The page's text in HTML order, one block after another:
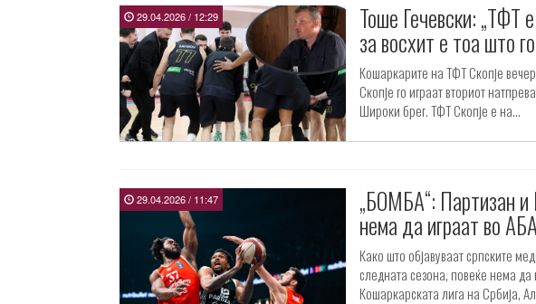
29.04.2026 / 12:29 Тоше Гечевски: „ТФТ
за восхит е тоа што
Кошаркарите на ТФТ Скопје
Скопје го играат вториот
Широки брег. ТФТ Скопје е на...
29.04.2026 / 11:47 „БОМБА“: Партизан
нема да играат во
Како што објавуваат српските
следната сезона, повеќе нема да
Кошаркарската лига на Србија,